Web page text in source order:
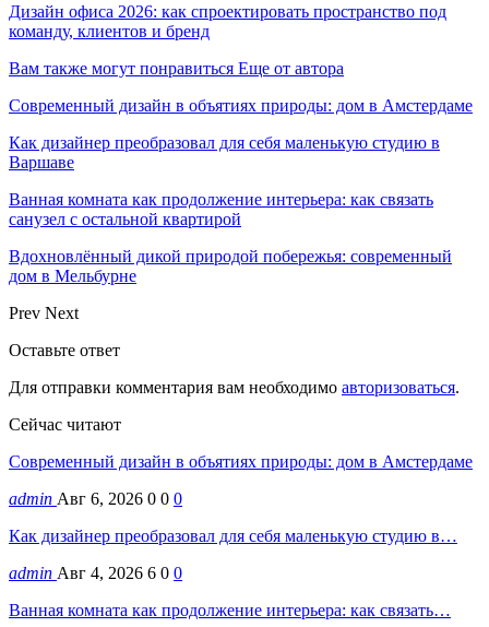
Дизайн офиса 2026: как спроектировать пространство под
команду, клиентов и бренд
Вам также могут понравиться Еще от автора
Современный дизайн в объятиях природы: дом в Амстердаме
Как дизайнер преобразовал для себя маленькую студию в
Варшаве
Ванная комната как продолжение интерьера: как связать
санузел с остальной квартирой
Вдохновлённый дикой природой побережья: современный
дом в Мельбурне
Prev Next
Оставьте ответ
Для отправки комментария вам необходимо авторизоваться.
Сейчас читают
Современный дизайн в объятиях природы: дом в Амстердаме
admin Авг 6, 2026 0 0 0
Как дизайнер преобразовал для себя маленькую студию в…
admin Авг 4, 2026 6 0 0
Ванная комната как продолжение интерьера: как связать…